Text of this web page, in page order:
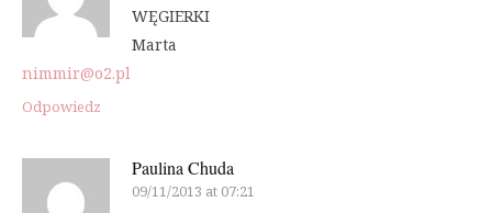
WĘGIERKI
Marta
nimmir@o2.pl
Odpowiedz
Paulina Chuda
09/11/2013 at 07:21